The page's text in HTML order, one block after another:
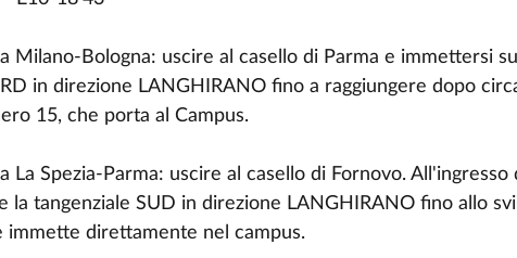
Milano-Bologna: uscire al casello di Parma e immettersi
in direzione LANGHIRANO fino a raggiungere dopo
15, che porta al Campus.
La Spezia-Parma: uscire al casello di Fornovo. All'ingresso
la tangenziale SUD in direzione LANGHIRANO fino allo
immette direttamente nel campus.